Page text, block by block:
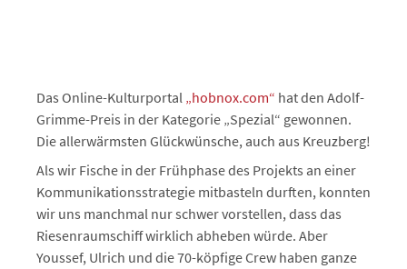
Das Online-Kulturportal „hobnox.com“ hat den Adolf-
Grimme-Preis in der Kategorie „Spezial“ gewonnen.
Die allerwärmsten Glückwünsche, auch aus Kreuzberg!
Als wir Fische in der Frühphase des Projekts an einer
Kommunikationsstrategie mitbasteln durften, konnten
wir uns manchmal nur schwer vorstellen, dass das
Riesenraumschiff wirklich abheben würde. Aber
Youssef, Ulrich und die 70-köpfige Crew haben ganze